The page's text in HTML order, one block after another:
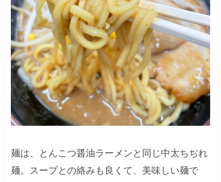
麺は、とんこつ醤油ラーメンと同じ中太ちぢれ
麺。スープとの絡みも良くて、美味しい麺で